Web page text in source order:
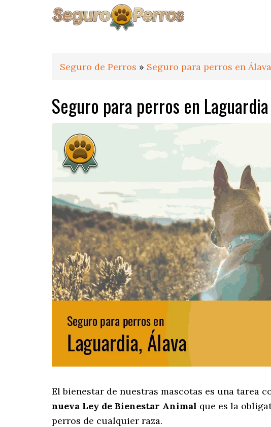
Seguro de Perros » Seguro para perros en Álava
Seguro para perros en Laguardia
El bienestar de nuestras mascotas es una tarea
nueva Ley de Bienestar Animal que es la
perros de cualquier raza.